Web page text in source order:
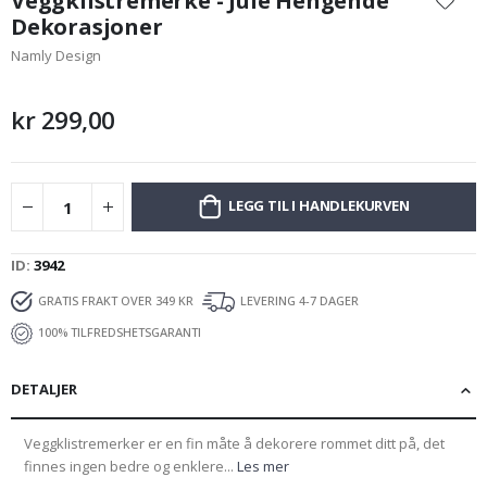
begynnelsen
av
bildegalleri
Dekorasjoner
Namly Design
kr 299,00
LEGG TIL I HANDLEKURVEN
ID 3942
GRATIS FRAKT OVER 349 KR
LEVERING 4-7 DAGER
100% TILFREDSHETSGARANTI
DETALJER
Veggklistremerker er en fin måte å dekorere rommet ditt på, det
finnes ingen bedre og enklere... Les mer